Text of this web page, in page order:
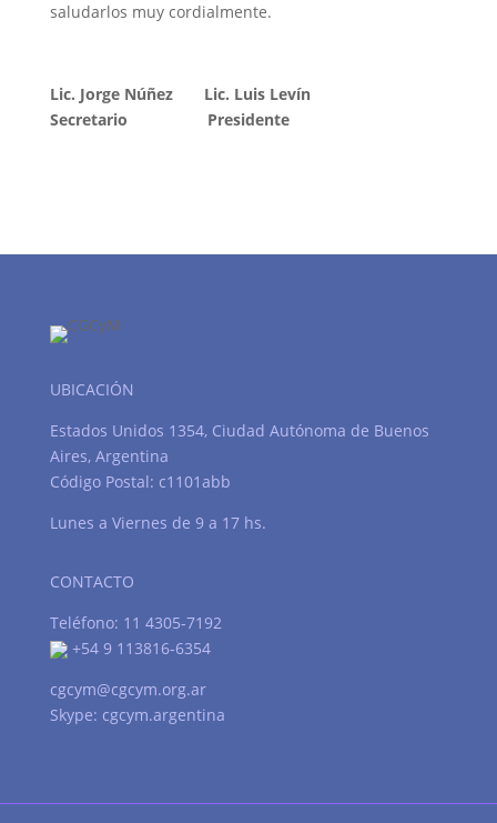
saludarlos muy cordialmente.
Lic. Jorge Núñez Lic. Luis Levín
Secretario Presidente
UBICACIÓN
Estados Unidos 1354, Ciudad Autónoma de Buenos
Aires, Argentina
Código Postal: c1101abb
Lunes a Viernes de 9 a 17 hs.
CONTACTO
Teléfono: 11 4305-7192
+54 9 113816-6354
cgcym@cgcym.org.ar
Skype: cgcym.argentina